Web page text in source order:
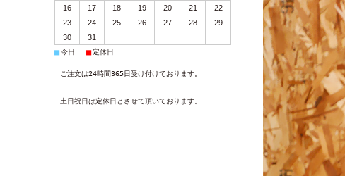
16
17 18 19 20 21
22
23
24 25 26 27 28
29
30
31
■今日 ■定休日
ご注文は24時間365日受け付けております。
土日祝日は定休日とさせて頂いております。